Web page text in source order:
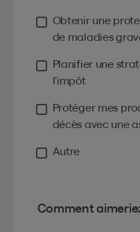
Obtenir une
de maladies
Planifier une
l’impôt
Protéger mes
décès avec une
Autre
Comment